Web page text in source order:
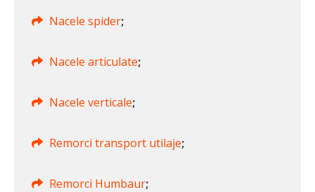
Nacele spider;
Nacele articulate;
Nacele verticale;
Remorci transport utilaje;
Remorci Humbaur;